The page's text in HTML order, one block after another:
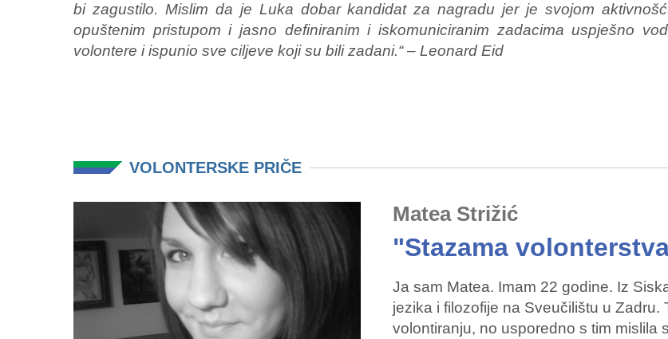
bi zagustilo. Mislim da je Luka dobar kandidat za nagradu jer je svojom
opuštenim pristupom i jasno definiranim i iskomuniciranim zadacima uspješno
volontere i ispunio sve ciljeve koji su bili zadani.“ – Leonard Eid
VOLONTERSKE PRIČE
Matea Strižić
"Stazama
Ja sam Matea. Imam 22 godine. Iz
jezika i filozofije na Sveučilištu u
volontiranju, no usporedno s tim